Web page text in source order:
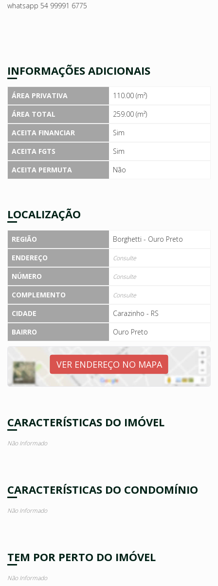
whatsapp 54 99991 6775
INFORMAÇÕES ADICIONAIS
ÁREA PRIVATIVA
110.00 (m²)
ÁREA TOTAL
259.00 (m²)
ACEITA FINANCIAR
Sim
ACEITA FGTS
Sim
ACEITA PERMUTA
Não
LOCALIZAÇÃO
REGIÃO
Borghetti - Ouro Preto
ENDEREÇO
Consulte
NÚMERO Consulte
COMPLEMENTO Consulte
CIDADE
Carazinho - RS
BAIRRO
Ouro Preto
VER ENDEREÇO NO MAPA
CARACTERÍSTICAS DO IMÓVEL
Não Informado
CARACTERÍSTICAS DO CONDOMÍNIO
Não Informado
TEM POR PERTO DO IMÓVEL
Não Informado